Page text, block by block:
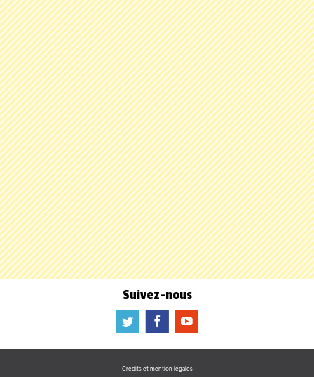
Suivez-nous
a b f
Crédits et mention légales